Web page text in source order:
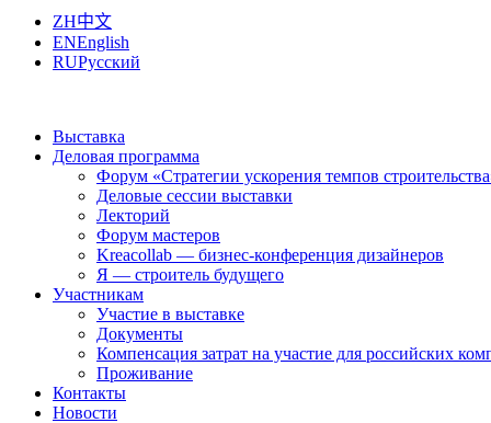
ZH中文
ENEnglish
RUРусский
Выставка
Деловая программа
Форум «Стратегии ускорения темпов
Деловые сессии выставки
Лекторий
Форум мастеров
Kreacollab — бизнес-конференция дизайнеров
Я — строитель будущего
Участникам
Участие в выставке
Документы
Компенсация затрат на участие для российских
Проживание
Контакты
Новости